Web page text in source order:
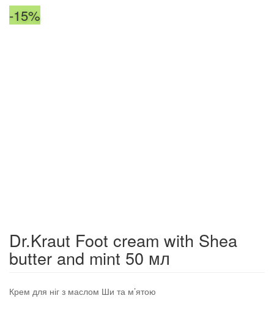
-15%
Dr.Kraut Foot cream with Shea
butter and mint 50 мл
Крем для ніг з маслом Ши та м’ятою